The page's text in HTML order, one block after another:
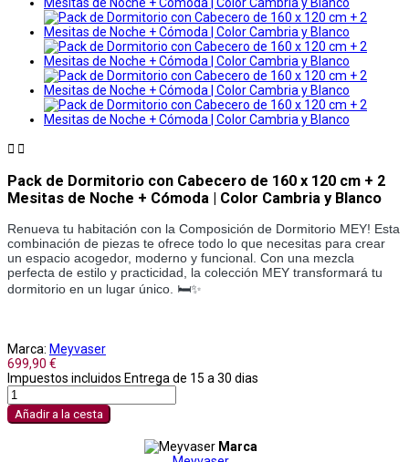
 
Pack de Dormitorio con Cabecero de 160 x 120 cm + 2
Mesitas de Noche + Cómoda | Color Cambria y Blanco
Renueva tu habitación con la Composición de Dormitorio MEY! Esta
combinación de piezas te ofrece todo lo que necesitas para crear
un espacio acogedor, moderno y funcional. Con una mezcla
perfecta de estilo y practicidad, la colección MEY transformará tu
dormitorio en un lugar único. 🛏️✨
Marca: Meyvaser
699,90 €
Impuestos incluidos Entrega de 15 a 30 dias
Añadir a la cesta
Marca